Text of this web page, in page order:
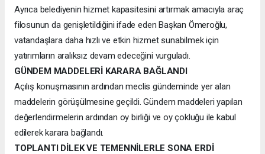
Ayrıca belediyenin hizmet kapasitesini artırmak amacıyla araç
filosunun da genişletildiğini ifade eden Başkan Ömeroğlu,
vatandaşlara daha hızlı ve etkin hizmet sunabilmek için
yatırımların aralıksız devam edeceğini vurguladı.
GÜNDEM MADDELERİ KARARA BAĞLANDI
Açılış konuşmasının ardından meclis gündeminde yer alan
maddelerin görüşülmesine geçildi. Gündem maddeleri yapılan
değerlendirmelerin ardından oy birliği ve oy çokluğu ile kabul
edilerek karara bağlandı.
TOPLANTI DİLEK VE TEMENNİLERLE SONA ERDİ